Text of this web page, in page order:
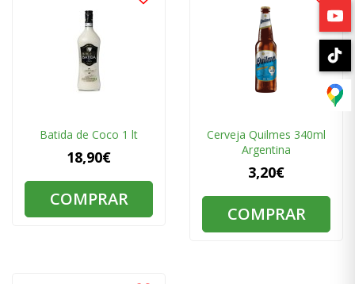
Batida de Coco 1 lt
18,90€
COMPRAR
Cerveja Quilmes 340ml
Argentina
3,20€
COMPRAR